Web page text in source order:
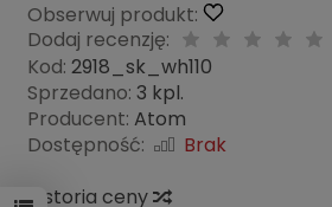
Obserwuj produkt:
Dodaj recenzję:
Kod: 2918_sk_wh110
Sprzedano: 3 kpl.
Producent: Atom
Dostępność:
Brak
Historia ceny